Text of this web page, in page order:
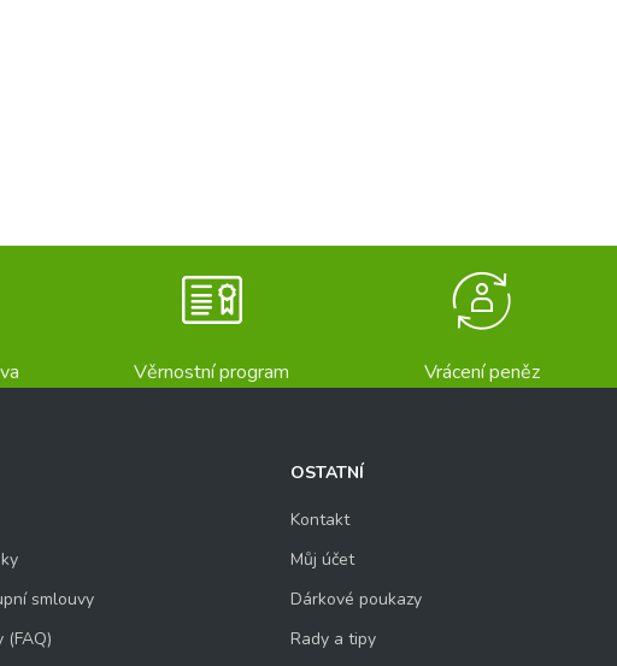
Věrnostní program Vrácení peněz
smlouvy
(FAQ)
OSTATNÍ
Kontakt
Můj účet
Dárkové poukazy
Rady a tipy